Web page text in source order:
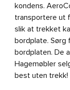
kondens.
transportere ut
slik at trekket
bordplate. Sørg
bordplaten. De
Hagemøbler
best uten trekk!